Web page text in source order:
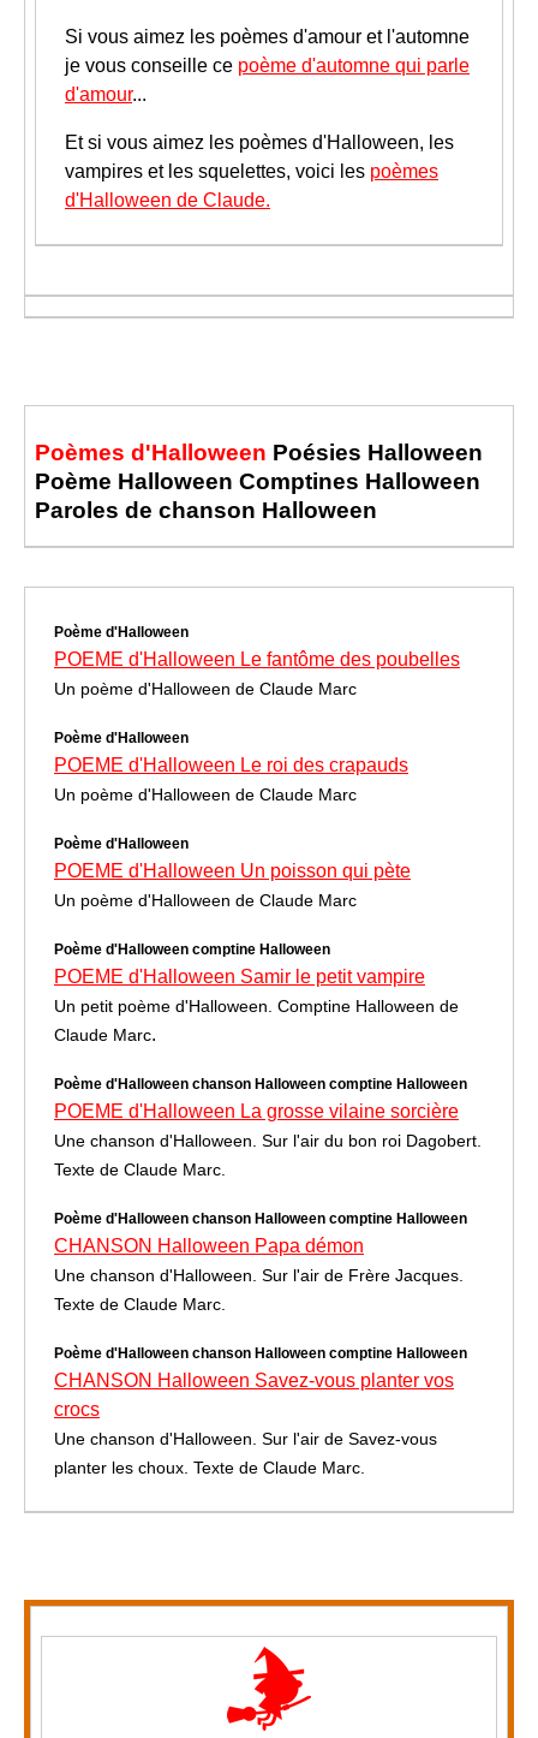
Si vous aimez les poèmes d'amour et l'automne
je vous conseille ce poème d'automne qui parle
d'amour...
Et si vous aimez les poèmes d'Halloween, les
vampires et les squelettes, voici les poèmes
d'Halloween de Claude.
Poèmes d'Halloween Poésies Halloween
Poème Halloween Comptines Halloween
Paroles de chanson Halloween
Poème d'Halloween
POEME d'Halloween Le fantôme des poubelles
Un poème d'Halloween de Claude Marc
Poème d'Halloween
POEME d'Halloween Le roi des crapauds
Un poème d'Halloween de Claude Marc
Poème d'Halloween
POEME d'Halloween Un poisson qui pète
Un poème d'Halloween de Claude Marc
Poème d'Halloween comptine Halloween
POEME d'Halloween Samir le petit vampire
Un petit poème d'Halloween. Comptine Halloween de
Claude Marc.
Poème d'Halloween chanson Halloween comptine Halloween
POEME d'Halloween La grosse vilaine sorcière
Une chanson d'Halloween. Sur l'air du bon roi Dagobert.
Texte de Claude Marc.
Poème d'Halloween chanson Halloween comptine Halloween
CHANSON Halloween Papa démon
Une chanson d'Halloween. Sur l'air de Frère Jacques.
Texte de Claude Marc.
Poème d'Halloween chanson Halloween comptine Halloween
CHANSON Halloween Savez-vous planter vos
crocs
Une chanson d'Halloween. Sur l'air de Savez-vous
planter les choux. Texte de Claude Marc.